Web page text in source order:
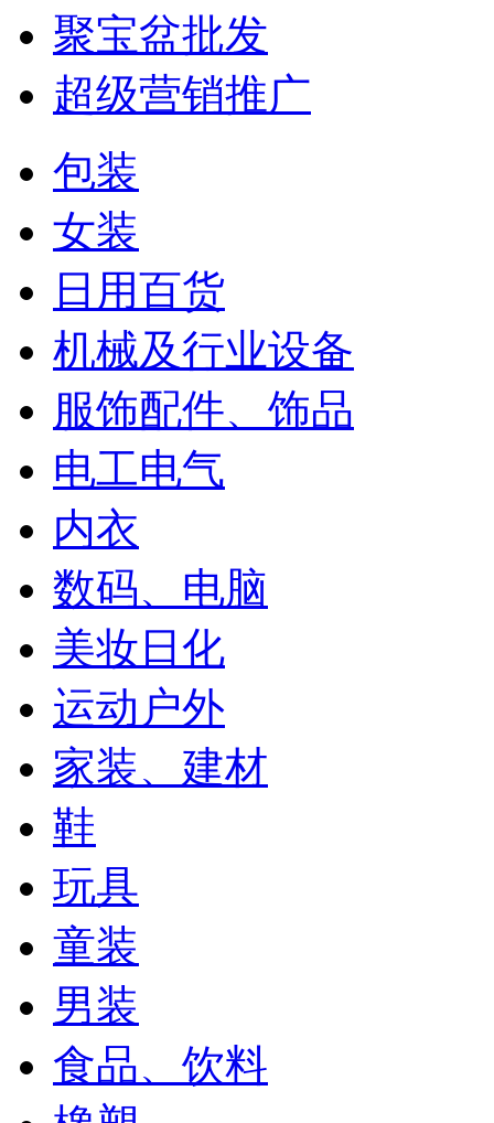
聚宝盆批发
超级营销推广
包装
女装
日用百货
机械及行业设备
服饰配件、饰品
电工电气
内衣
数码、电脑
美妆日化
运动户外
家装、建材
鞋
玩具
童装
男装
食品、饮料